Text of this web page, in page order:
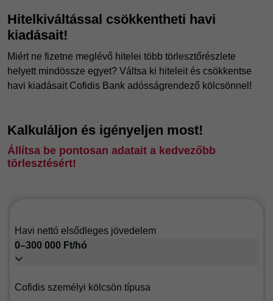
Hitelkiváltással csökkentheti havi
kiadásait!
Miért ne fizetne meglévő hitelei több törlesztőrészlete
helyett mindössze egyet? Váltsa ki hiteleit és csökkentse
havi kiadásait Cofidis Bank adósságrendező kölcsönnel!
Kalkuláljon és igényeljen most!
Állítsa be pontosan adatait a kedvezőbb
törlesztésért!